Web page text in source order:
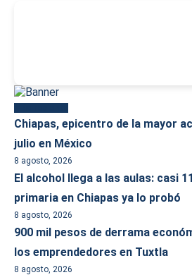
Chiapas, epicentro de la mayor
julio en México
8 agosto, 2026
El alcohol llega a las aulas: casi
primaria en Chiapas ya lo probó
8 agosto, 2026
900 mil pesos de derrama
los emprendedores en Tuxtla
8 agosto, 2026